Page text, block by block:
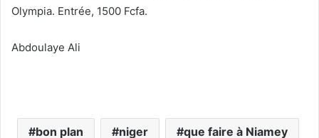
Olympia. Entrée, 1500 Fcfa.
Abdoulaye Ali
bon plan niger que faire à Niamey